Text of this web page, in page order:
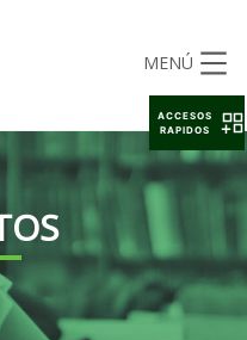
MENÚ
ACCESOS
RAPIDOS